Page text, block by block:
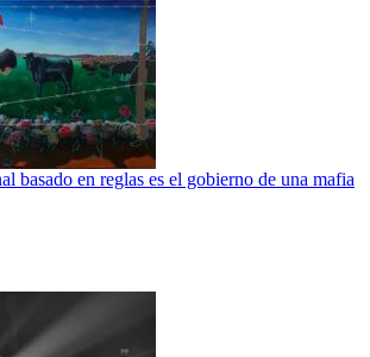
basado en reglas es el gobierno de una mafia